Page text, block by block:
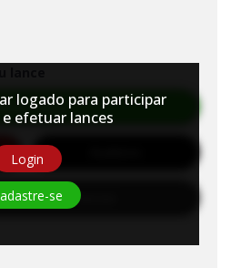
Lance
para efetuar lances
logado para participar
efetuar lances
Login
se